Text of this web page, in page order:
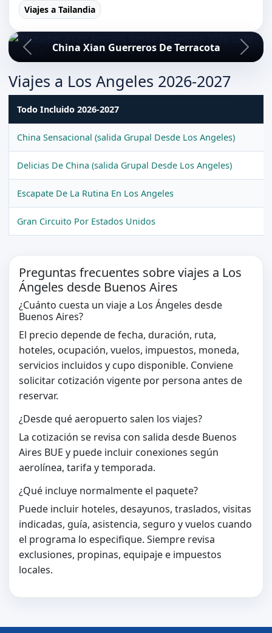
Viajes a Tailandia
China Xian Guerreros De Terracota
Viajes a Los Angeles 2026-2027
Todo Incluido 2026-2027
China Sensacional (salida Grupal Desde Los Angeles)
Delicias De China (salida Grupal Desde Los Angeles)
Escapate De La Rutina En Los Angeles
Gran Circuito Por Estados Unidos
Preguntas frecuentes sobre viajes a Los
Ángeles desde Buenos Aires
¿Cuánto cuesta un viaje a Los Ángeles desde
Buenos Aires?
El precio depende de fecha, duración, ruta,
hoteles, ocupación, vuelos, impuestos, moneda,
servicios incluidos y cupo disponible. Conviene
solicitar cotización vigente por persona antes de
reservar.
¿Desde qué aeropuerto salen los viajes?
La cotización se revisa con salida desde Buenos
Aires BUE y puede incluir conexiones según
aerolínea, tarifa y temporada.
¿Qué incluye normalmente el paquete?
Puede incluir hoteles, desayunos, traslados, visitas
indicadas, guía, asistencia, seguro y vuelos cuando
el programa lo especifique. Siempre revisa
exclusiones, propinas, equipaje e impuestos
locales.